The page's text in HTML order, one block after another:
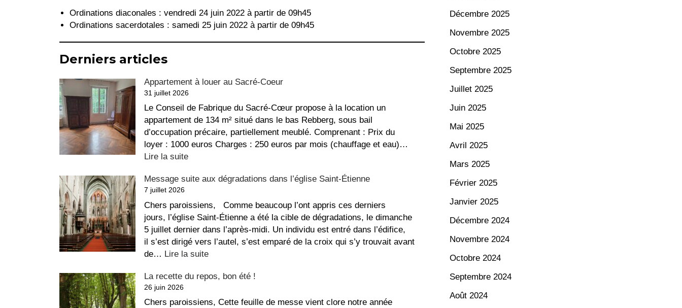
Ordinations diaconales : vendredi 24 juin 2022 à partir de 09h45
Ordinations sacerdotales : samedi 25 juin 2022 à partir de 09h45
Derniers articles
Appartement à louer au Sacré-Coeur
31 juillet 2026
Le Conseil de Fabrique du Sacré-Cœur propose à la location un
appartement de 134 m² situé dans le bas Rebberg, sous bail
d’occupation précaire, partiellement meublé. Comprenant : Prix du
loyer : 1000 euros Charges : 250 euros par mois (chauffage et eau)…
Lire la suite:
à
au
Sacré-
Coeur
Message suite aux dégradations dans l’église Saint-Étienne
7 juillet 2026
Chers paroissiens, Comme beaucoup l’ont appris ces derniers
jours, l’église Saint-Étienne a été la cible de dégradations, le dimanche
5 juillet dernier dans l’après-midi. Un individu est entré dans l’édifice,
il s’est dirigé vers l’autel, s’est emparé de la croix qui s’y trouvait avant
de… Lire la suite:
suite
dégradations
La recette du repos, bon été !
26 juin 2026
Chers paroissiens, Cette feuille de messe vient clore notre année
Décembre 2025
Novembre 2025
Octobre 2025
Septembre 2025
Juillet 2025
Juin 2025
Mai 2025
Avril 2025
Mars 2025
Février 2025
Janvier 2025
Décembre 2024
Novembre 2024
Octobre 2024
Septembre 2024
Août 2024